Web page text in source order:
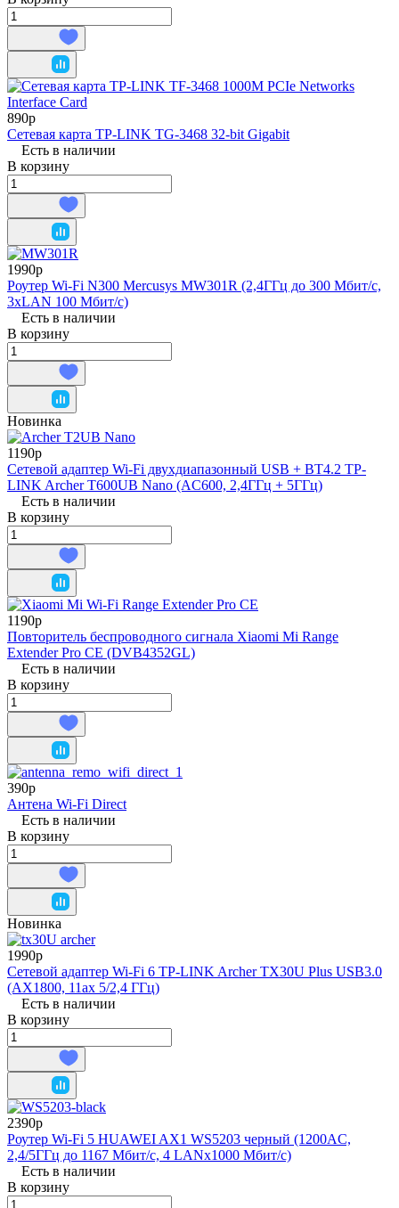
890р
Сетевая карта TP-LINK TG-3468 32-bit Gigabit
Есть в наличии
В корзину
1990р
Роутер Wi-Fi N300 Mercusys MW301R (2,4ГГц до 300 Мбит/c,
3xLAN 100 Мбит/с)
Есть в наличии
В корзину
Новинка
1190р
Сетевой адаптер Wi-Fi двухдиапазонный USB + BT4.2 TP-
LINK Archer T600UB Nano (AC600, 2,4ГГц + 5ГГц)
Есть в наличии
В корзину
1190р
Повторитель беспроводного сигнала Xiaomi Mi Range
Extender Pro CE (DVB4352GL)
Есть в наличии
В корзину
390р
Антена Wi-Fi Direct
Есть в наличии
В корзину
Новинка
1990р
Сетевой адаптер Wi-Fi 6 TP-LINK Archer TX30U Plus USB3.0
(AX1800, 11ax 5/2,4 ГГц)
Есть в наличии
В корзину
2390р
Роутер Wi-Fi 5 HUAWEI AX1 WS5203 черный (1200AC,
2,4/5ГГц до 1167 Мбит/с, 4 LANx1000 Мбит/с)
Есть в наличии
В корзину